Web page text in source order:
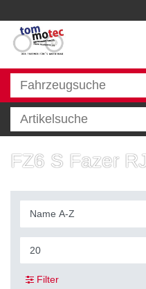
FZ6 S Fazer
Filter